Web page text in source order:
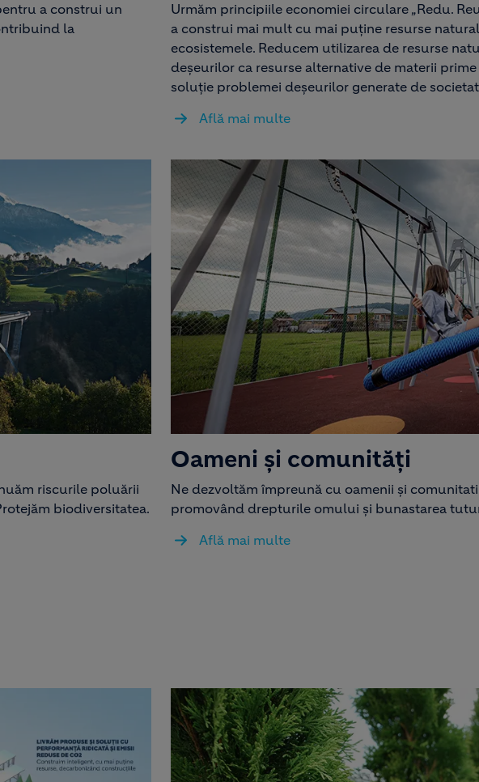
a construi un
la
Urmăm principiile economiei circulare „Redu.
a construi mai mult cu mai puține resurse
ecosistemele. Reducem utilizarea de resurse
deșeurilor ca resurse alternative de materii
soluție problemei deșeurilor generate de
Află mai multe
riscurile poluării
biodiversitatea.
Oameni și comunități
Ne dezvoltăm împreună cu oamenii și
promovând drepturile omului și bunastarea
Află mai multe